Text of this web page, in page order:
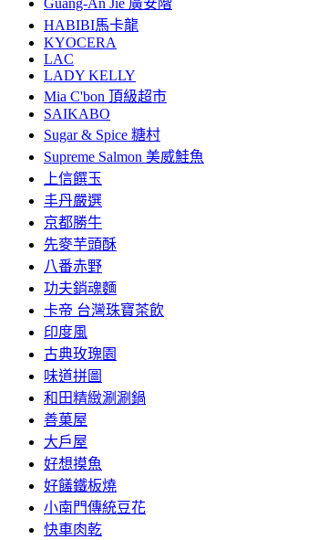
Guang-An Jie 廣安階
HABIBI馬卡龍
KYOCERA
LAC
LADY KELLY
Mia C'bon 頂級超市
SAIKABO
Sugar & Spice 糖村
Supreme Salmon 美威鮭魚
上信饌玉
丰丹嚴選
京都勝牛
先麥芋頭酥
八番赤野
功夫銷魂麵
卡帝 台灣珠寶茶飲
印度風
古典玫瑰園
味道拼圖
和田精緻涮涮鍋
善菓屋
大戶屋
好想摸魚
好饈鐵板燒
小南門傳統豆花
快車肉乾